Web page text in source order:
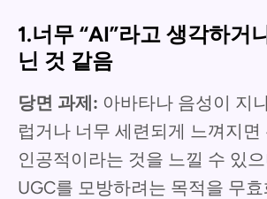
1.너무 “AI”라고 생각하거
닌 것 같음
당면 과제: 아바타나 음성이 지
럽거나 너무 세련되게 느껴지면
인공적이라는 것을 느낄 수 있
UGC를 모방하려는 목적을 무